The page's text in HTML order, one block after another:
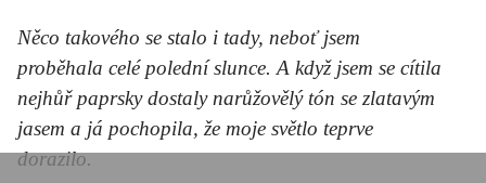
Něco takového se stalo i tady, neboť jsem
proběhala celé polední slunce. A když jsem se cítila
nejhůř paprsky dostaly narůžovělý tón se zlatavým
jasem a já pochopila, že moje světlo teprve
dorazilo.